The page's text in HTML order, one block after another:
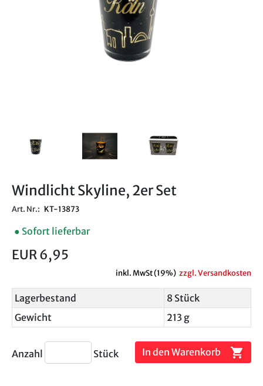
Windlicht Skyline, 2er Set
Art. Nr.: KT-13873
● Sofort lieferbar
EUR 6,95
inkl. MwSt (19%) zzgl. Versandkosten
Lagerbestand
8 Stück
Gewicht
213 g
Anzahl Stück In den Warenkorb shopping_cart